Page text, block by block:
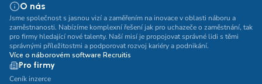
O nás
Jsme společnost s jasnou vizí a zaměřením na inovace v oblasti náboru a
zaměstnanosti. Nabízíme komplexní řešení jak pro uchazeče o zaměstnání, tak
pro firmy hledající nové talenty. Naší misí je propojovat správné lidi s těmi
správnými příležitostmi a podporovat rozvoj kariéry a podnikání.
Více o náborovém software Recruitis
Pro firmy
Ceník inzerce